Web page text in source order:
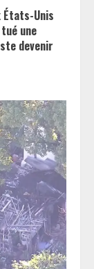
Unis
une
devenir